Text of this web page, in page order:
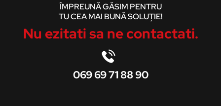
ÎMPREUNĂ GĂSIM PENTRU
TU CEA MAI BUNĂ SOLUȚIE!
Nu ezitati sa ne contactati.
069 69 71 88 90